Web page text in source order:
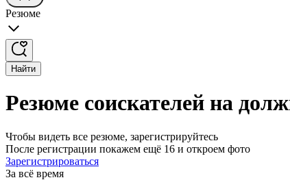
Резюме
Найти
Резюме соискателей на
Чтобы видеть все резюме, зарегистрируйтесь
После регистрации покажем ещё 16 и откроем фото
Зарегистрироваться
За всё время